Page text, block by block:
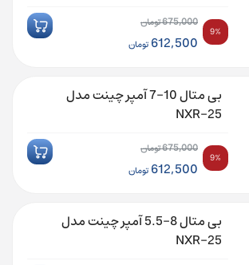
675,000تومان
قیمت
675,000 تومان
بود.
612,500 تومان
فعلی:
612,500 تومان.
9%
بی متال 10-7 آمپر چینت مدل
NXR-25
675,000تومان
قیمت
675,000 تومان
بود.
612,500 تومان
فعلی:
612,500 تومان.
9%
بی متال 8-5.5 آمپر چینت مدل
NXR-25